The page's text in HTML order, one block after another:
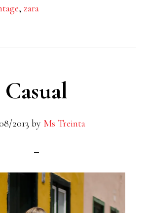
,zara
Casual
2013 by Ms Treinta